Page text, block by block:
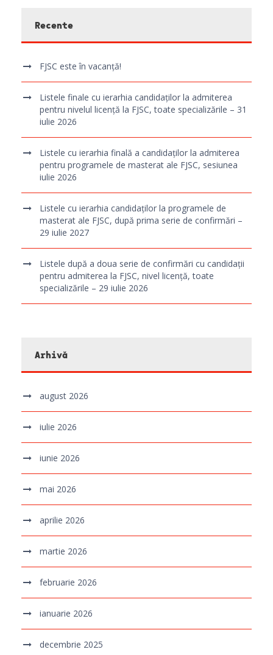
Recente
FJSC este în vacanță!
Listele finale cu ierarhia candidaților la admiterea
pentru nivelul licență la FJSC, toate specializările – 31
iulie 2026
Listele cu ierarhia finală a candidaților la admiterea
pentru programele de masterat ale FJSC, sesiunea
iulie 2026
Listele cu ierarhia candidaților la programele de
masterat ale FJSC, după prima serie de confirmări –
29 iulie 2027
Listele după a doua serie de confirmări cu candidații
pentru admiterea la FJSC, nivel licență, toate
specializările – 29 iulie 2026
Arhivă
august 2026
iulie 2026
iunie 2026
mai 2026
aprilie 2026
martie 2026
februarie 2026
ianuarie 2026
decembrie 2025